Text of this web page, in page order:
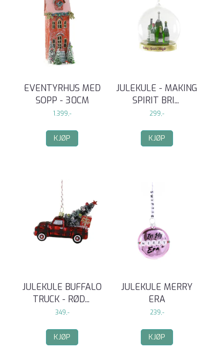
EVENTYRHUS MED
SOPP - 30CM
1.399,-
KJØP
JULEKULE - MAKING
SPIRIT BRI...
299,-
KJØP
JULEKULE BUFFALO
TRUCK - RØD...
349,-
KJØP
JULEKULE MERRY
ERA
239,-
KJØP